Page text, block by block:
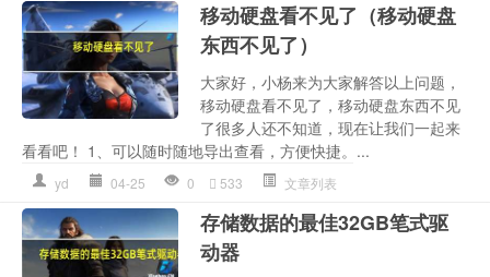
移动硬盘看不见了（移动硬盘
东西不见了）
大家好，小杨来为大家解答以上问题，
移动硬盘看不见了，移动硬盘东西不见
了很多人还不知道，现在让我们一起来
看看吧！ 1、可以随时随地导出查看，方便快捷。...
yd 04-25 0 533 文章列表
存储数据的最佳32GB笔式驱
动器